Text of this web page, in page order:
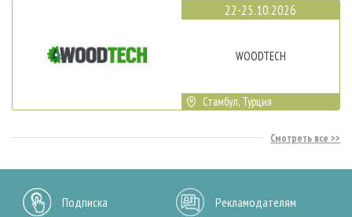
22-25.10.2026
WOODTECH
Стамбул, Турция
Смотреть все
Подписка Рекламодателям